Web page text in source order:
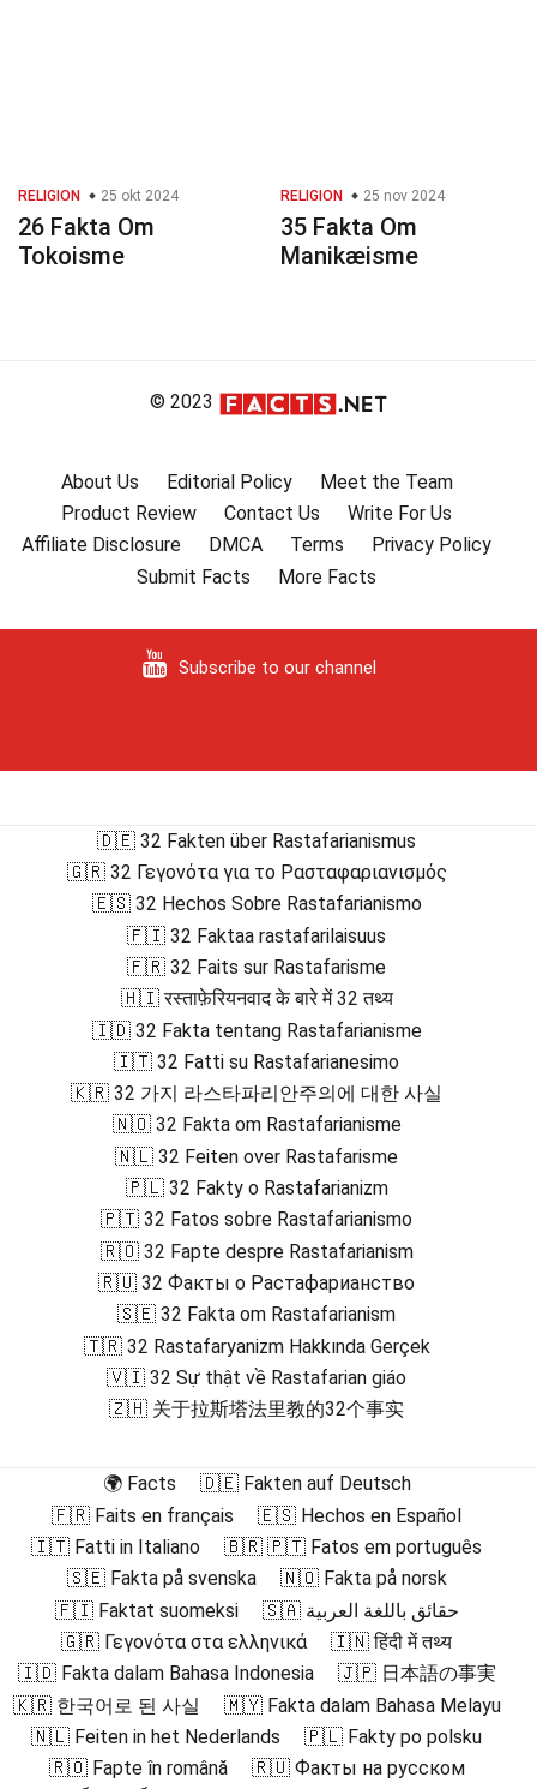
RELIGION 25 okt 2024
26 Fakta Om
Tokoisme
RELIGION 25 nov 2024
35 Fakta Om
Manikæisme
© 2023
About Us Editorial Policy
Meet the Team
Product Review
Contact Us
Write For Us
Affiliate Disclosure
DMCA Terms
Privacy Policy
Submit Facts
More Facts
Subscribe to our channel
🇩🇪 32 Fakten über Rastafarianismus
🇬🇷 32 Γεγονότα για το Ρασταφαριανισμός
🇪🇸 32 Hechos Sobre Rastafarianismo
🇫🇮 32 Faktaa rastafarilaisuus
🇫🇷 32 Faits sur Rastafarisme
🇭🇮 रस्ताफ़ेरियनवाद के बारे में 32 तथ्य
🇮🇩 32 Fakta tentang Rastafarianisme
🇮🇹 32 Fatti su Rastafarianesimo
🇰🇷 32 가지 라스타파리안주의에 대한 사실
🇳🇴 32 Fakta om Rastafarianisme
🇳🇱 32 Feiten over Rastafarisme
🇵🇱 32 Fakty o Rastafarianizm
🇵🇹 32 Fatos sobre Rastafarianismo
🇷🇴 32 Fapte despre Rastafarianism
🇷🇺 32 Факты о Растафарианство
🇸🇪 32 Fakta om Rastafarianism
🇹🇷 32 Rastafaryanizm Hakkında Gerçek
🇻🇮 32 Sự thật về Rastafarian giáo
🇿🇭 关于拉斯塔法里教的32个事实
🌍 Facts
🇩🇪 Fakten auf Deutsch
🇫🇷 Faits en français
🇪🇸 Hechos en Español
🇮🇹 Fatti in Italiano
🇧🇷 🇵🇹 Fatos em português
🇸🇪 Fakta på svenska
🇳🇴 Fakta på norsk
🇫🇮 Faktat suomeksi
🇸🇦 حقائق باللغة العربية
🇬🇷 Γεγονότα στα ελληνικά
🇮🇳 हिंदी में तथ्य
🇮🇩 Fakta dalam Bahasa Indonesia
🇯🇵 日本語の事実
🇰🇷 한국어로 된 사실
🇲🇾 Fakta dalam Bahasa Melayu
🇳🇱 Feiten in het Nederlands
🇵🇱 Fakty po polsku
🇷🇴 Fapte în română
🇷🇺 Факты на русском